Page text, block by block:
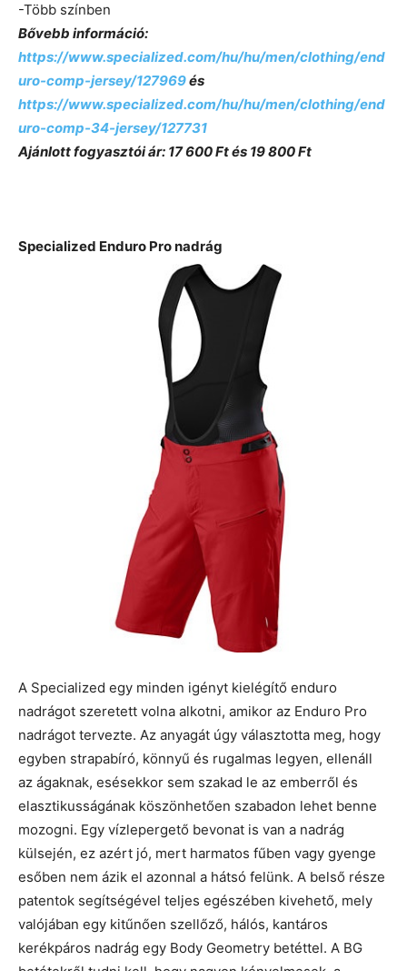
-Több színben
Bővebb információ:
https://www.specialized.com/hu/hu/men/clothing/end
uro-comp-jersey/127969és
https://www.specialized.com/hu/hu/men/clothing/end
uro-comp-34-jersey/127731
Ajánlott fogyasztói ár: 17 600 Ft és 19 800 Ft
Specialized Enduro Pro nadrág
A Specialized egy minden igényt kielégítő enduro
nadrágot szeretett volna alkotni, amikor az Enduro Pro
nadrágot tervezte. Az anyagát úgy választotta meg, hogy
egyben strapabíró, könnyű és rugalmas legyen, ellenáll
az ágaknak, esésekkor sem szakad le az emberről és
elasztikusságának köszönhetően szabadon lehet benne
mozogni. Egy vízlepergető bevonat is van a nadrág
külsején, ez azért jó, mert harmatos fűben vagy gyenge
esőben nem ázik el azonnal a hátsó felünk. A belső része
patentok segítségével teljes egészében kivehető, mely
valójában egy kitűnően szellőző, hálós, kantáros
kerékpáros nadrág egy Body Geometry betéttel. A BG